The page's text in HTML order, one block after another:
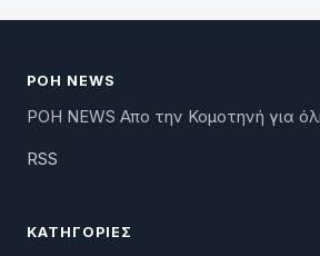
ΡΟΗ NEWS
ΡΟΗ NEWS Απο την Κομοτηνή για
RSS
ΚΑΤΗΓΟΡΊΕΣ